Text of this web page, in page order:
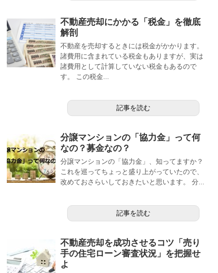
不動産売却にかかる「税金」を徹底
解剖
不動産を売却するときには税金がかかります。
諸費用に含まれている税金もありますが、実は
諸費用として計算していない税金もあるので
す。 この税金...
記事を読む
分譲マンションの「協力金」って何
なの？募金なの？
分譲マンションの「協力金」、知ってますか？
これを巡ってちょっと盛り上がっていたので、
改めておさらいしておきたいと思います。 分...
記事を読む
不動産売却を成功させるコツ「売り
手の住宅ローン審査状況」を把握せ
よ